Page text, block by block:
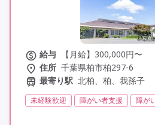
給与
【月給】300,000円〜
住所 千葉県柏市柏297-6
最寄り駅 北柏、柏、我孫子
未経験歓迎 障がい者支援 障が
残業月20